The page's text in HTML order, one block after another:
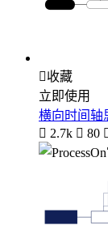
收藏
立即使用
横向时间轴
 2.7k  80